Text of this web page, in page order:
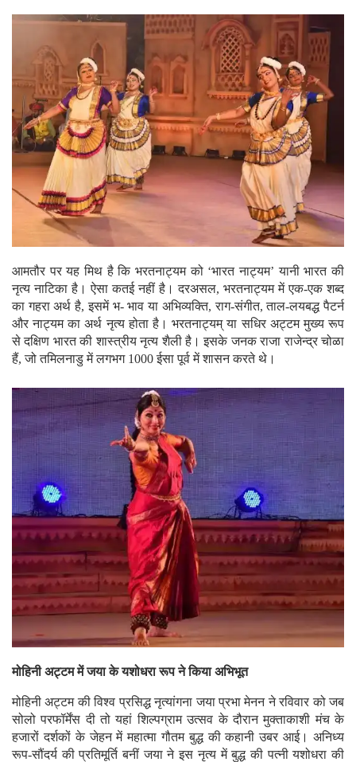
आमतौर पर यह मिथ है कि भरतनाट्यम को ‘भारत नाट्यम’ यानी भारत की
नृत्य नाटिका है। ऐसा कतई नहीं है। दरअसल, भरतनाट्यम में एक-एक शब्द
का गहरा अर्थ है, इसमें भ- भाव या अभिव्यक्ति, राग-संगीत, ताल-लयबद्ध पैटर्न
और नाट्यम का अर्थ नृत्य होता है। भरतनाट्यम् या सधिर अट्टम मुख्य रूप
से दक्षिण भारत की शास्त्रीय नृत्य शैली है। इसके जनक राजा राजेन्द्र चोळा
हैं, जो तमिलनाडु में लगभग 1000 ईसा पूर्व में शासन करते थे।
मोहिनी अट्टम में जया के यशोधरा रूप ने किया अभिभूत
मोहिनी अट्टम की विश्व प्रसिद्ध नृत्यांगना जया प्रभा मेनन ने रविवार को जब
सोलो परफॉर्मेंस दी तो यहां शिल्पग्राम उत्सव के दौरान मुक्ताकाशी मंच के
हजारों दर्शकों के जेहन में महात्मा गौतम बुद्ध की कहानी उबर आई। अनिध्य
रूप-सौंदर्य की प्रतिमूर्ति बनीं जया ने इस नृत्य में बुद्ध की पत्नी यशोधरा की